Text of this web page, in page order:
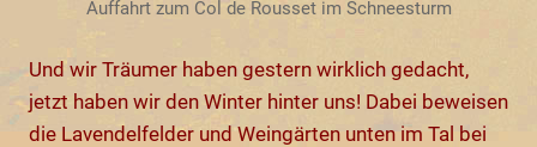
Auffahrt zum Col de Rousset im Schneesturm
Und wir Träumer haben gestern wirklich gedacht,
jetzt haben wir den Winter hinter uns! Dabei beweisen
die Lavendelfelder und Weingärten unten im Tal bei